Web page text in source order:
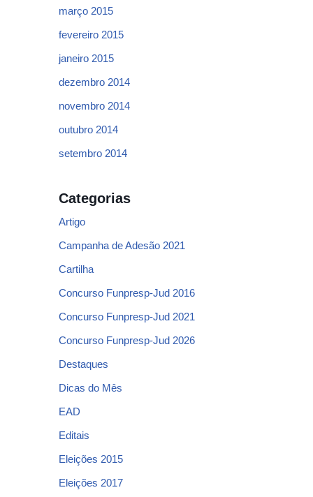
março 2015
fevereiro 2015
janeiro 2015
dezembro 2014
novembro 2014
outubro 2014
setembro 2014
Categorias
Artigo
Campanha de Adesão 2021
Cartilha
Concurso Funpresp-Jud 2016
Concurso Funpresp-Jud 2021
Concurso Funpresp-Jud 2026
Destaques
Dicas do Mês
EAD
Editais
Eleições 2015
Eleições 2017